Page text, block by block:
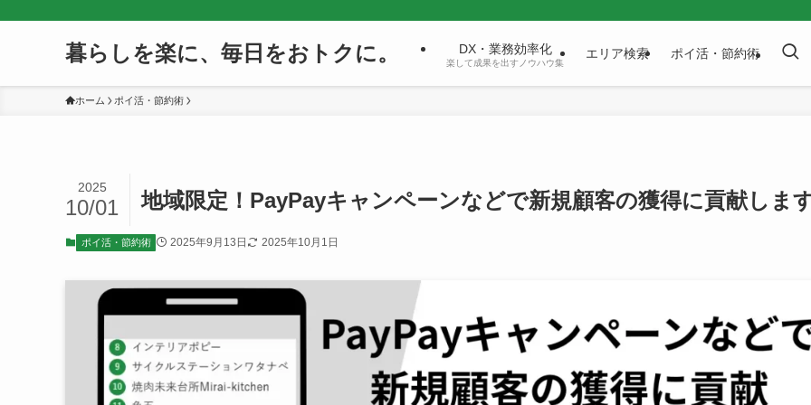
暮らしを楽に、毎日をおトクに。 DX・業務効率化
楽して成果を出すノウハウ集
エリア検索 ポイ活・節約術
ホーム ポイ活・節約術
地域限定！PayPayキャンペーンなどで新規顧客の獲得に貢献しま
2025
10/01
ポイ活・節約術 2025年9月13日 2025年10月1日